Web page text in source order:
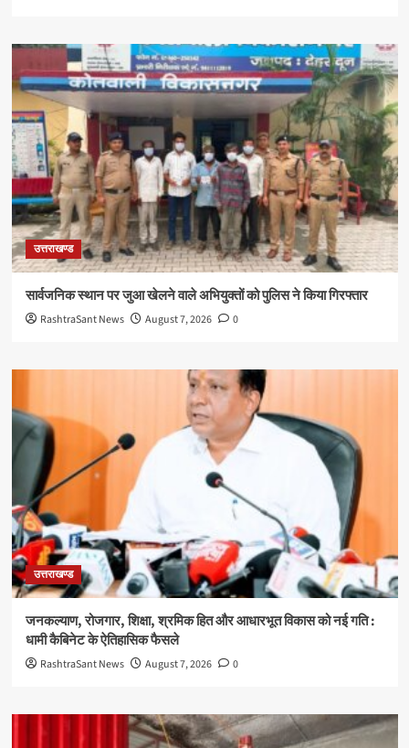
उत्तराखण्ड
सार्वजनिक स्थान पर जुआ खेलने वाले अभियुक्तों को पुलिस ने किया गिरफ्तार
RashtraSant News August 7, 2026 0
उत्तराखण्ड
जनकल्याण, रोजगार, शिक्षा, श्रमिक हित और आधारभूत विकास को नई गति :
धामी कैबिनेट के ऐतिहासिक फैसले
RashtraSant News August 7, 2026 0